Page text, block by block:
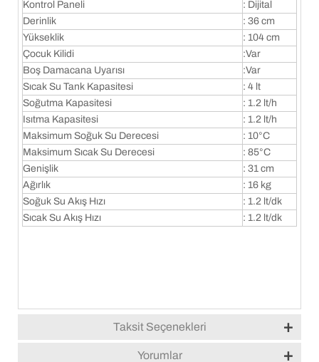
Kontrol Paneli
: Dijital
Derinlik
: 36 cm
Yükseklik
: 104 cm
Çocuk Kilidi
:Var
Boş Damacana Uyarısı
:Var
Sıcak Su Tank Kapasitesi
: 4 lt
Soğutma Kapasitesi
: 1.2 lt/h
Isıtma Kapasitesi
: 1.2 lt/h
Maksimum Soğuk Su Derecesi
: 10°C
Maksimum Sıcak Su Derecesi
: 85°C
Genişlik
: 31 cm
Ağırlık
: 16 kg
Soğuk Su Akış Hızı
: 1.2 lt/dk
Sıcak Su Akış Hızı
: 1.2 lt/dk
Taksit Seçenekleri
Yorumlar